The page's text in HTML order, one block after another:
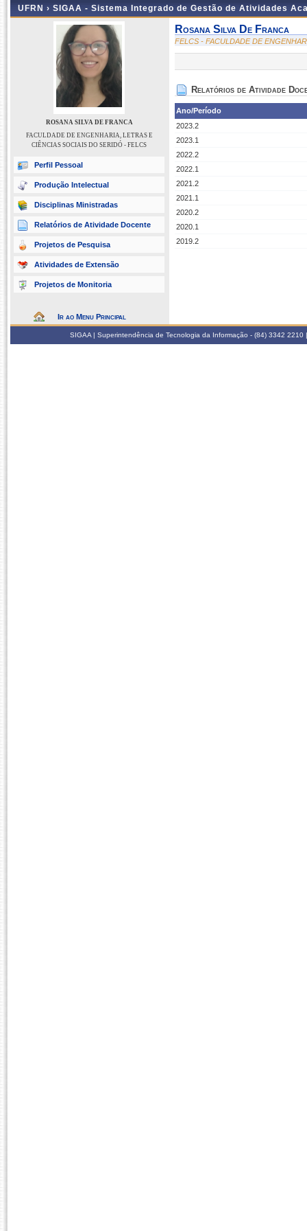
UFRN › SIGAA - Sistema Integrado de Gestão de Atividades
ROSANA SILVA DE FRANCA
FACULDADE DE ENGENHARIA, LETRAS E
CIÊNCIAS SOCIAIS DO SERIDÓ - FELCS
Perfil Pessoal
Produção Intelectual
Disciplinas Ministradas
Relatórios de Atividade Docente
Projetos de Pesquisa
Atividades de Extensão
Projetos de Monitoria
Ir ao Menu Principal
Rosana Silva De Franca
FELCS - FACULDADE DE
Relatórios de Atividade
Ano/Período
2023.2
2023.1
2022.2
2022.1
2021.2
2021.1
2020.2
2020.1
2019.2
SIGAA | Superintendência de Tecnologia da Informação - (84) 3342